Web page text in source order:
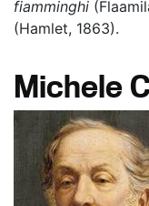
fiamminghi
(Hamlet, 1863).
Michele